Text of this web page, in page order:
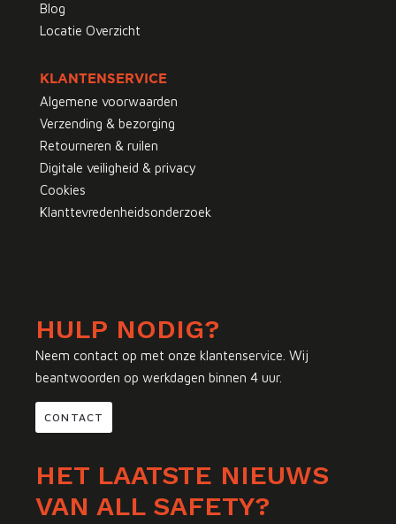
Blog
Locatie Overzicht
KLANTENSERVICE
Algemene voorwaarden
Verzending & bezorging
Retourneren & ruilen
Digitale veiligheid & privacy
Cookies
Klanttevredenheidsonderzoek
HULP NODIG?
Neem contact op met onze klantenservice. Wij
beantwoorden op werkdagen binnen 4 uur.
CONTACT
HET LAATSTE NIEUWS
VAN ALL SAFETY?